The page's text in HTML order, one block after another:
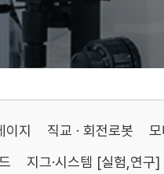
이지 직교 · 회전로봇 모
지그·시스템 [실험,연구]